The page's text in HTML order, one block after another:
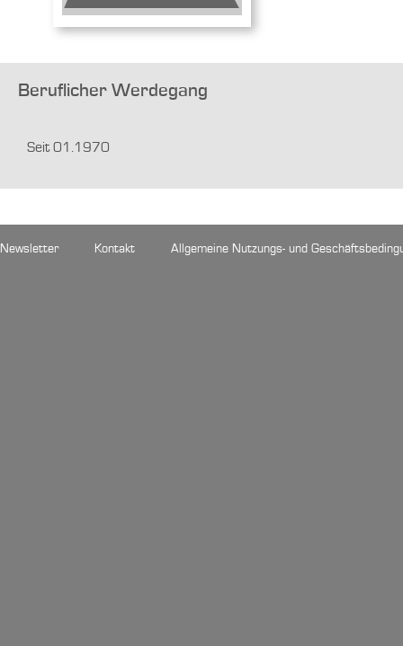
Beruflicher Werdegang
Seit 01.1970
Newsletter Kontakt Allgemeine Nutzungs- und